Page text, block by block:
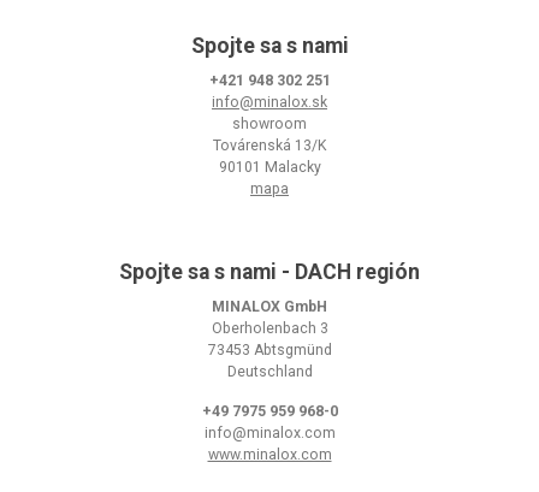
Spojte sa s nami
+421 948 302 251
info@minalox.sk
showroom
Továrenská 13/K
90101 Malacky
mapa
Spojte sa s nami - DACH región
MINALOX GmbH
Oberholenbach 3
73453 Abtsgmünd
Deutschland
+49 7975 959 968-0
info@minalox.com
www.minalox.com